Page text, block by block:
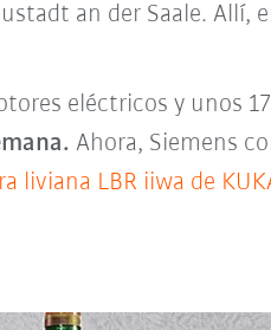
an der Saale. Allí,
eléctricos y unos
Ahora, Siemens
liviana LBR iiwa de